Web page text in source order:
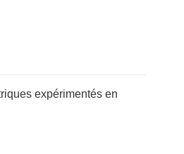
expérimentés en